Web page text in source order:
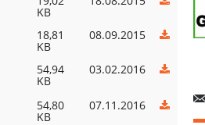
KB
18,81
KB
08.09.2015
54,94
KB
03.02.2016
54,80
KB
07.11.2016